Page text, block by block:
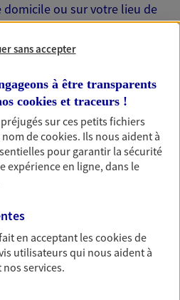
domicile ou sur votre lieu de
échanger avec vous !
enfants ou voyage autour
à votre rythme et
profil.
sans accepter
à être transparents
cookies et traceurs !
sur ces petits fichiers
nom decookies. Ils nous aident à
pour garantir la sécurité
expérience en ligne, dans le
en acceptant lescookiesde
utilisateurs qui nous aident à
services.